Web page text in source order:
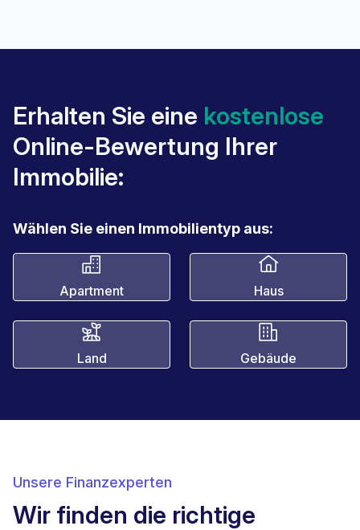
Erhalten Sie eine kostenlose
Online-Bewertung Ihrer
Immobilie:
Wählen Sie einen Immobilientyp aus:
Apartment Haus
Land Gebäude
Unsere Finanzexperten
Wir finden die richtige